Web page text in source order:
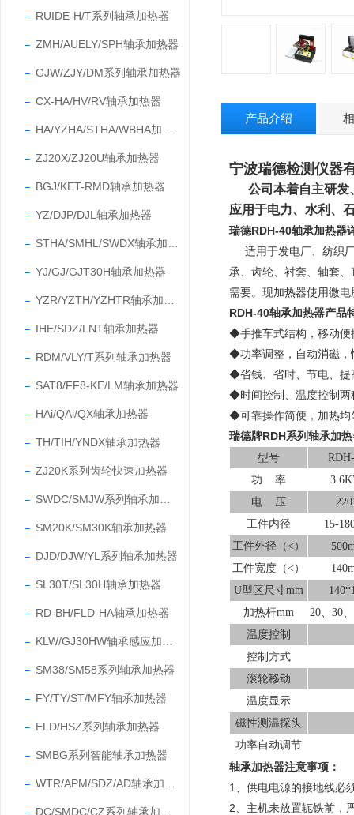
RUIDE-H/T系列轴承加热器
ZMH/AUELY/SPH轴承加热器
GJW/ZJY/DM系列轴承加热器
CX-HA/HV/RV轴承加热器
ZJ20X/ZJ20U轴承加热器
BGJ/KET-RMD轴承加热器
YZ/DJP/DJL轴承加热器
YJ/GJ/GJT30H轴承加热器
IHE/SDZ/LNT轴承加热器
RDM/VLY/T系列轴承加热器
SAT8/FF8-KE/LM轴承加热器
HAi/QAi/QX轴承加热器
TH/TIH/YNDX轴承加热器
ZJ20K系列齿轮快速加热器
SM20K/SM30K轴承加热器
DJD/DJW/YL系列轴承加热器
SL30T/SL30H轴承加热器
RD-BH/FLD-HA轴承加热器
SM38/SM58系列轴承加热器
FY/TY/ST/MFY轴承加热器
ELD/HSZ系列轴承加热器
SMBG系列智能轴承加热器
产品介绍
宁波瑞德检测仪器
公司本着自主研发
应用于电力、水利、
瑞德RDH-40轴承加热器
适用于发电厂、纺织
承、齿轮、衬套、轴套
需要。 现加热器使用微
RDH-40轴承加热器产品
◆手推车式结构，移动便
◆功率调整，自动消磁，
◆省钱、省时、节电、提
◆时间控制、温度控制两
◆可靠操作简便，加热均
瑞德牌RDH系列轴承加
型号
功 率
电 压
工件内径
15-
工件外径（ <）
工件宽度（<）
U型区尺寸mm
加热杆mm
20、30
温度控制
控制方式
滚轮移动
温度显示
磁性测温探头
功率自动调节
轴承加热器注意事项 ：
1、供电电源的接地线必
2、主机未放置轭铁前，